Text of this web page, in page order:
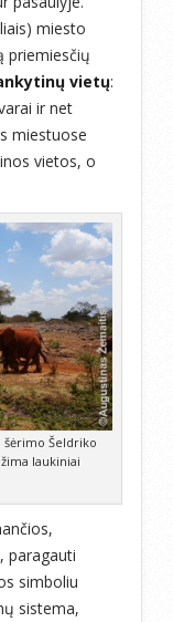
miesto
priemiesčių
vietų:
ir net
miestuose
vietos, o
šėrimo Šeldriko
laukiniai
paragauti
simboliu
sistema,